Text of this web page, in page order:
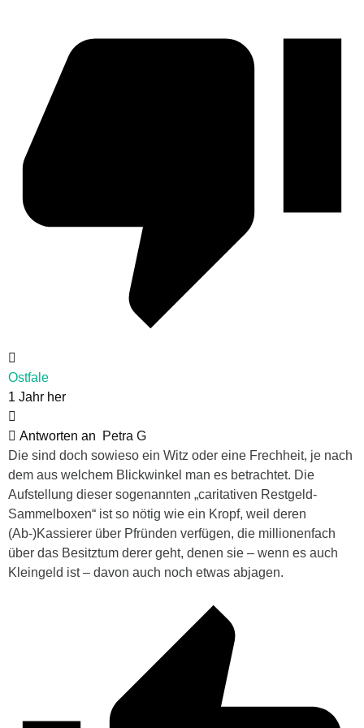
Ostfale
1 Jahr her
Antworten an
Petra G
Die sind doch sowieso ein Witz oder eine Frechheit, je nach
dem aus welchem Blickwinkel man es betrachtet. Die
Aufstellung dieser sogenannten „caritativen Restgeld-
Sammelboxen“ ist so nötig wie ein Kropf, weil deren
(Ab-)Kassierer über Pfründen verfügen, die millionenfach
über das Besitztum derer geht, denen sie – wenn es auch
Kleingeld ist – davon auch noch etwas abjagen.